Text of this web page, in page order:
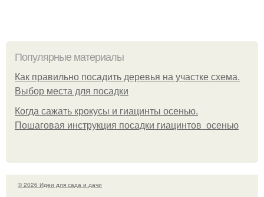
Популярные материалы
Как правильно посадить деревья на участке схема.
Выбор места для посадки
Когда сажать крокусы и гиацинты осенью.
Пошаговая инструкция посадки гиацинтов осенью
© 2026 Идеи для сада и дачи